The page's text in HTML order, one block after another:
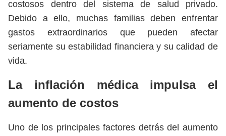
costosos dentro del sistema de salud privado.
Debido a ello, muchas familias deben enfrentar
gastos extraordinarios que pueden afectar
seriamente su estabilidad financiera y su calidad de
vida.
La inflación médica impulsa el
aumento de costos
Uno de los principales factores detrás del aumento